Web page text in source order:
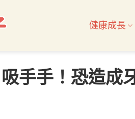
健康成長
手手！恐造成